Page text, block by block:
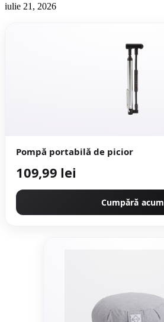
iulie 21, 2026
Pompă portabilă de picior
109,99 lei
Cumpără acum